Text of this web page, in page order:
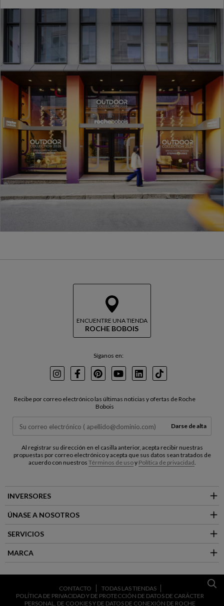
ENCUENTRE UNA TIENDA
ROCHE BOBOIS
Síganos en:
InstagramFacebookPinterest
YoutubeLinkedInTikTok
Recibe por correo electrónico las últimas noticias y ofertas de Roche
Bobois
Darse de alta
Al registrar su dirección en el casilla anterior, acepta recibir nuestras
propuestas por correo electrónico y acepta que sus datos sean tratados de
acuerdo con nuestros Términos de usoy Política de privacidad
INVERSORES
ÚNASE A NOSOTROS
SERVICIOS
MARCA
CONTACTO
TODAS LAS TIENDAS
POLÍTICA DE PRIVACIDAD Y DE PROTECCIÓN DE DATOS DE CARÁCTER
PERSONAL, DE COOKIES Y DE DATOS DE CONEXIÓN DE ROCHE